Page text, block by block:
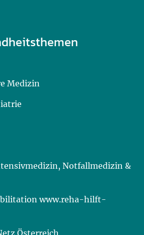
Medizin
Notfallmedizin &
www.reha-hilft-
Österreich